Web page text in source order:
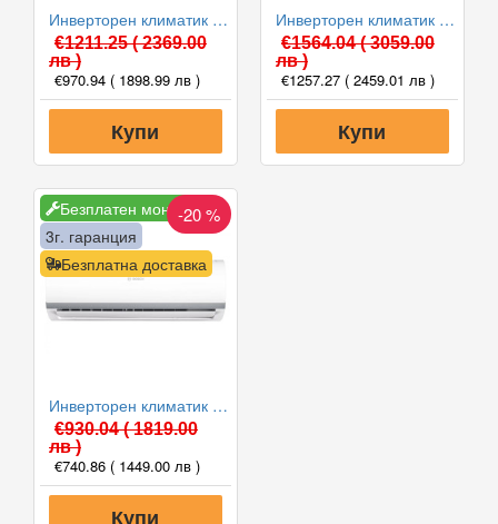
Инверторен климатик Bosch CL2000U W 53 E/CL2000 53 E Climate 2000, 18000 BTU, Клас A++
€1211.25( 2369.00
лв )
€970.94 ( 1898.99 лв )
Купи
Инверторен климатик Bosch CL2000U W 70 E/CL2000 70 E Climate 2000, 24000 BTU, Клас A++
€1564.04( 3059.00
лв )
€1257.27 ( 2459.01 лв )
Купи
Безплатен монтаж
Безплатна доставка
3г. гаранция
-20 %
Инверторен климатик Bosch CL2000U W 35 E/CL2000 35 E Climate 2000, 12000 BTU, Клас A++
€930.04( 1819.00
лв )
€740.86 ( 1449.00 лв )
Купи